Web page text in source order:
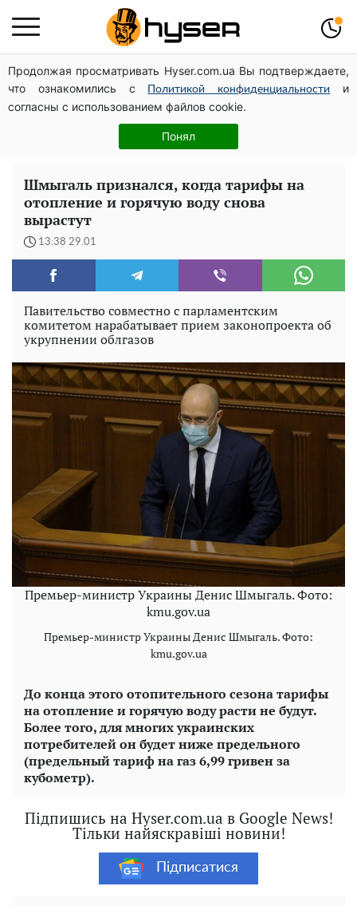
Продолжая просматривать Hyser.com.ua Вы подтверждаете,
что ознакомились с
Политикой конфиденциальности
и
согласны с использованием файлов cookie.
Понял
Павло Прудніков та його дивовижна кар'єра від актора
у російському театрі до номінанта у керівники
Федерації профспілок
Повністю гола Анна Трінчер блиснула "принадами":
таких розмірів ви ще не бачили
Шмыгаль признался, когда тарифы на
отопление и горячую воду снова
вырастут
13:38 29.01
Павительство совместно с парламентским
комитетом нарабатывает прием законопроекта об
укрупнении облгазов
Премьер-министр Украины Денис Шмыгаль. Фото:
kmu.gov.ua
Премьер-министр Украины Денис Шмыгаль. Фото:
kmu.gov.ua
До конца этого отопительного сезона тарифы
на отопление и горячуюводу расти не будут.
Более того, для многих украинских
потребителей он будет ниже предельного
(предельный тариф на газ 6,99 гривен за
кубометр).
Підпишись на Hyser.com.ua в Google News!
Тільки найяскравіші новини!
Підписатися